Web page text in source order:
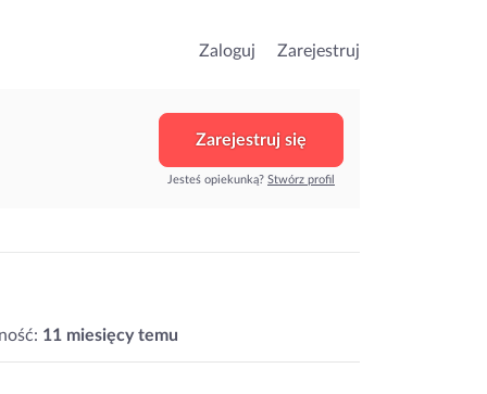
Zaloguj Zarejestruj
Zarejestruj się
Jesteś opiekunką? Stwórz profil
11 miesięcy temu